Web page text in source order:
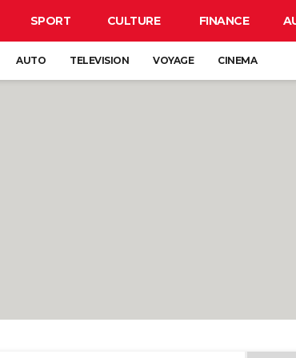
SPORT CULTURE FINANCE
AUTO TELEVISION VOYAGE CINEMA